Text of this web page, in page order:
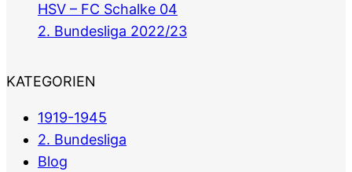
HSV – FC Schalke 04
2. Bundesliga 2022/23
KATEGORIEN
1919-1945
2. Bundesliga
Blog